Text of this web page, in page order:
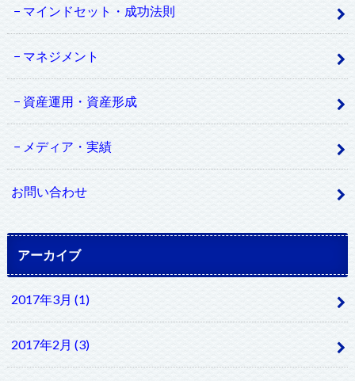
マインドセット・成功法則
マネジメント
資産運用・資産形成
メディア・実績
お問い合わせ
アーカイブ
2017年3月 (1)
2017年2月 (3)